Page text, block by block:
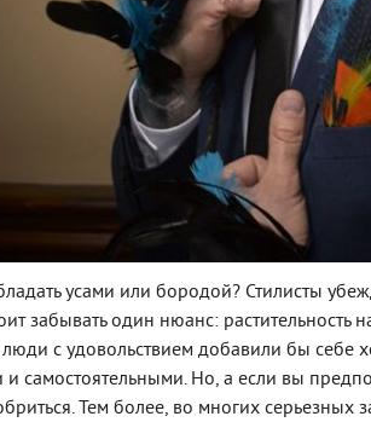
усами или бородой? Стилисты
забывать один нюанс: растительность
с удовольствием добавили бы себе
самостоятельными. Но, а если вы
Тем более, во многих